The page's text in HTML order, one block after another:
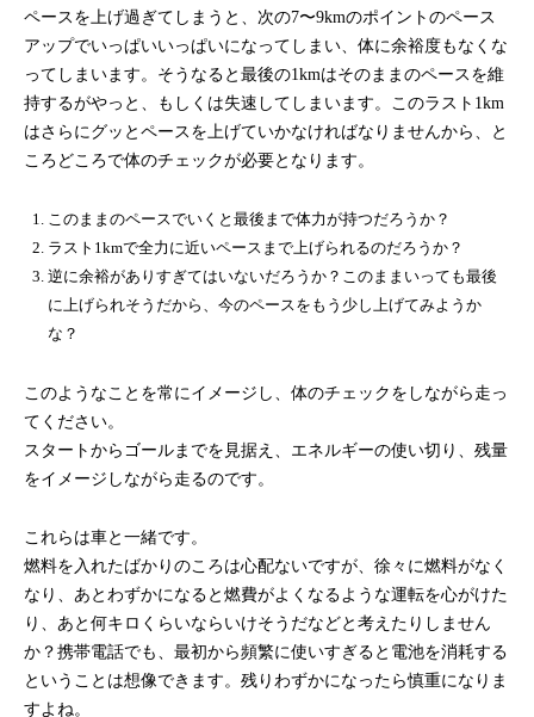
ペースを上げ過ぎてしまうと、次の7〜9kmのポイントのペース
アップでいっぱいいっぱいになってしまい、体に余裕度もなくな
ってしまいます。そうなると最後の1kmはそのままのペースを維
持するがやっと、もしくは失速してしまいます。このラスト1km
はさらにグッとペースを上げていかなければなりませんから、と
ころどころで体のチェックが必要となります。
このままのペースでいくと最後まで体力が持つだろうか？
ラスト1kmで全力に近いペースまで上げられるのだろうか？
逆に余裕がありすぎてはいないだろうか？このままいっても最後
に上げられそうだから、今のペースをもう少し上げてみようか
な？
このようなことを常にイメージし、体のチェックをしながら走っ
てください。
スタートからゴールまでを見据え、エネルギーの使い切り、残量
をイメージしながら走るのです。
これらは車と一緒です。
燃料を入れたばかりのころは心配ないですが、徐々に燃料がなく
なり、あとわずかになると燃費がよくなるような運転を心がけた
り、あと何キロくらいならいけそうだなどと考えたりしません
か？携帯電話でも、最初から頻繁に使いすぎると電池を消耗する
ということは想像できます。残りわずかになったら慎重になりま
すよね。